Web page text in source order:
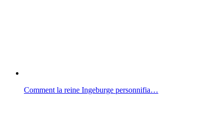
Comment la reine Ingeburge personnifia…